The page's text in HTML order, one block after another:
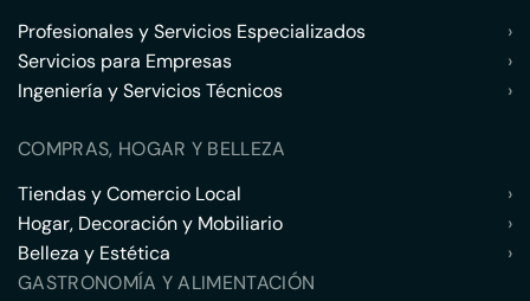
Profesionales y Servicios Especializados
›
Servicios para Empresas
›
Ingeniería y Servicios Técnicos
›
COMPRAS, HOGAR Y BELLEZA
Tiendas y Comercio Local
›
Hogar, Decoración y Mobiliario
›
Belleza y Estética
›
GASTRONOMÍA Y ALIMENTACIÓN